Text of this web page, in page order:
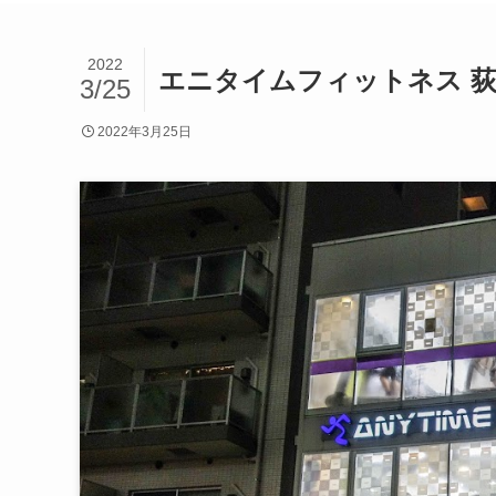
エニタイムフィットネス
2022
3/25
2022年3月25日